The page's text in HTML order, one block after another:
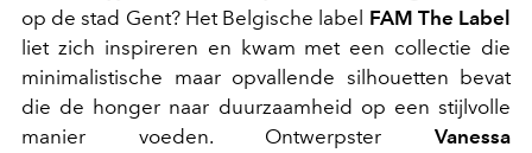
op de stad Gent? Het Belgische label FAM The Label
liet zich inspireren en kwam met een collectie die
minimalistische maar opvallende silhouetten bevat
die de honger naar duurzaamheid op een stijlvolle
manier voeden. Ontwerpster Vanessa